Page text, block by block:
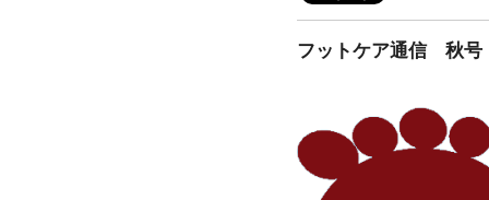
フットケア通信 秋号